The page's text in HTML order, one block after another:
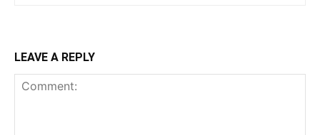
LEAVE A REPLY